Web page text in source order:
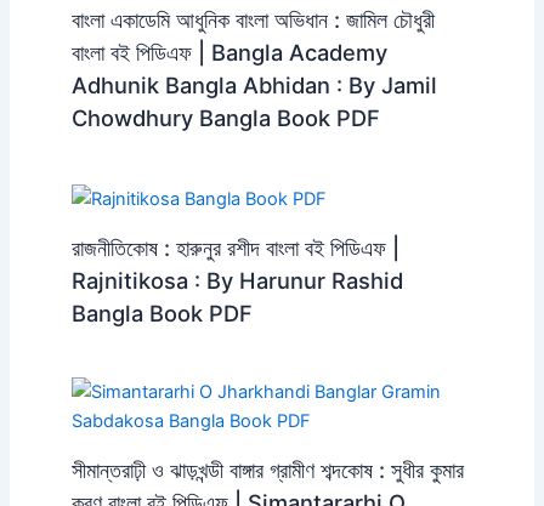
বাংলা একাডেমি আধুনিক বাংলা অভিধান : জামিল চৌধুরী
বাংলা বই পিডিএফ | Bangla Academy
Adhunik Bangla Abhidan : By Jamil
Chowdhury Bangla Book PDF
রাজনীতিকোষ : হারুনুর রশীদ বাংলা বই পিডিএফ |
Rajnitikosa : By Harunur Rashid
Bangla Book PDF
সীমান্তরাঢ়ী ও ঝাড়খন্ডী বাঙ্গার গ্রামীণ শব্দকোষ : সুধীর কুমার